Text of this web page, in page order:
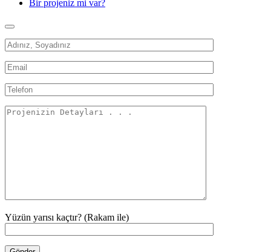
Bir projeniz mi var?
Yüzün yarısı kaçtır? (Rakam ile)